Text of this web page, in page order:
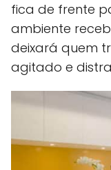
fica de frente
ambiente
deixará quem
agitado e